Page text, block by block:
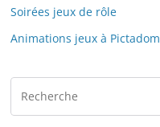
Soirées jeux de rôle
Animations jeux à Pictadom